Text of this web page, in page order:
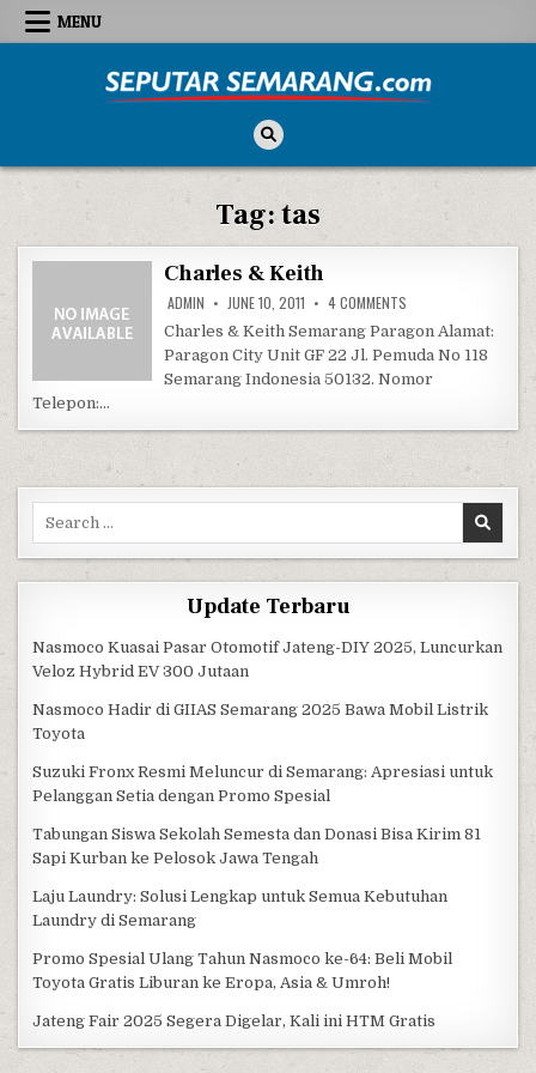
Skip to content
MENU
Tag:tas
Charles & Keith
ADMIN JUNE 10, 2011 4 COMMENTS
Charles & Keith Semarang Paragon Alamat:
Paragon City Unit GF 22 Jl. Pemuda No 118
Semarang Indonesia 50132. Nomor
Telepon:…
Search for:
Update Terbaru
Nasmoco Kuasai Pasar Otomotif Jateng-DIY 2025, Luncurkan
Veloz Hybrid EV 300 Jutaan
Nasmoco Hadir di GIIAS Semarang 2025 Bawa Mobil Listrik
Toyota
Suzuki Fronx Resmi Meluncur di Semarang: Apresiasi untuk
Pelanggan Setia dengan Promo Spesial
Tabungan Siswa Sekolah Semesta dan Donasi Bisa Kirim 81
Sapi Kurban ke Pelosok Jawa Tengah
Laju Laundry: Solusi Lengkap untuk Semua Kebutuhan
Laundry di Semarang
Promo Spesial Ulang Tahun Nasmoco ke-64: Beli Mobil
Toyota Gratis Liburan ke Eropa, Asia & Umroh!
Jateng Fair 2025 Segera Digelar, Kali ini HTM Gratis